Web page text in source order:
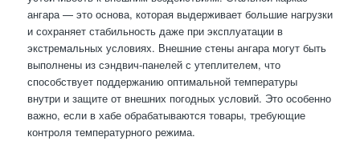
ангара — это основа, которая выдерживает большие нагрузки
и сохраняет стабильность даже при эксплуатации в
экстремальных условиях. Внешние стены ангара могут быть
выполнены из сэндвич-панелей с утеплителем, что
способствует поддержанию оптимальной температуры
внутри и защите от внешних погодных условий. Это особенно
важно, если в хабе обрабатываются товары, требующие
контроля температурного режима.